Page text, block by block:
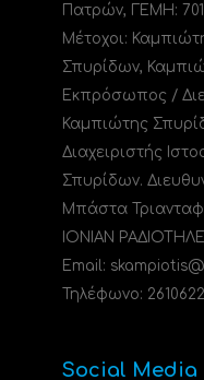
Πατρών, ΓΕΜΗ:
Μέτοχοι:
Σπυρίδων,
Εκπρόσωπος /
Καμπιώτης
Διαχειριστής
Σπυρίδων.
Μπάστα
ΙΟΝΙΑΝ
Email:
Τηλέφωνο:
Social Media